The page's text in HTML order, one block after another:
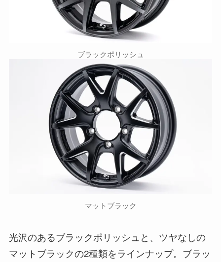
ブラックポリッシュ
マットブラック
光沢のあるブラックポリッシュと、ツヤなしの
マットブラックの2種類をラインナップ。ブラッ